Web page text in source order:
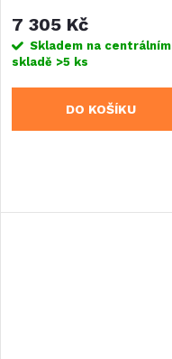
7 305 Kč
Skladem na centrálním
skladě >5 ks
DO KOŠÍKU